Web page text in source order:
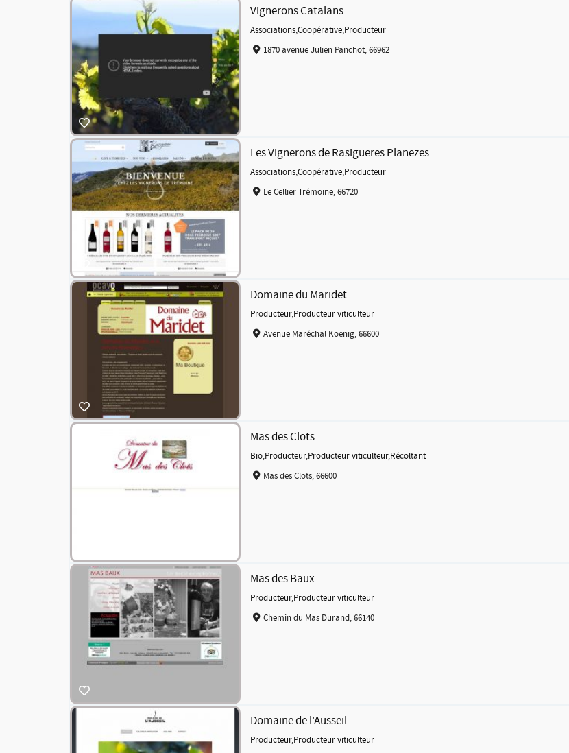
Vignerons Catalans
Associations,Coopérative,Producteur
1870 avenue Julien Panchot, 66962
Les Vignerons de Rasigueres Planezes
Associations,Coopérative,Producteur
Le Cellier Trémoine, 66720
Domaine du Maridet
Producteur,Producteur viticulteur
Avenue Maréchal Koenig, 66600
Mas des Clots
Bio,Producteur,Producteur viticulteur,Récoltant
Mas des Clots, 66600
Mas des Baux
Producteur,Producteur viticulteur
Chemin du Mas Durand, 66140
Domaine de l'Ausseil
Producteur,Producteur viticulteur